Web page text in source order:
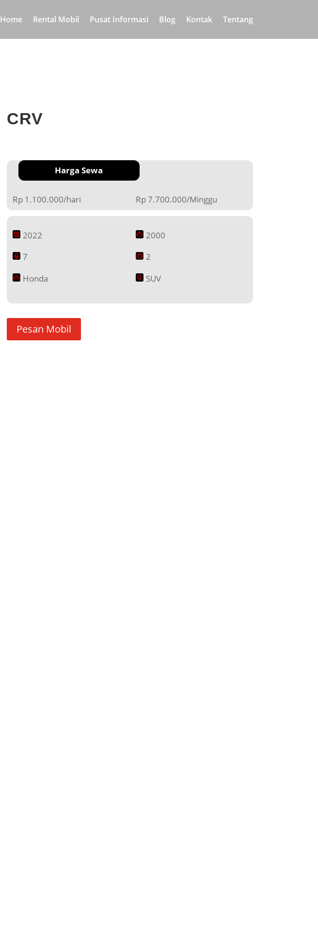
Home Rental Mobil Pusat Informasi Blog Kontak Tentang
CRV
Harga Sewa
Rp 1.100.000/hari Rp 7.700.000/Minggu
2022
2000
7
2
Honda
SUV
Pesan Mobil